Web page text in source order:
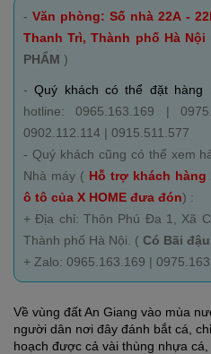
-Văn phòng: Số nhà 22A -
Thanh Trì, Thành phố Hà Nội
PHẨM )
-Quý khách có thể đặt hàng
hotline: 0965.163.169 |
0902.112.114 | 0915.511.577
- Quý khách cũng có thể xem
Nhà máy ( Hỗ trợ khách
ô tô của X HOME đưa đón) :
+ Địa chỉ: Thôn Phú Đa 1, Xã
Thành phố Hà Nội. ( Có Bãi
+ Zalo: 0965.163.169 |
Về vùng đất An Giang vào mùa
người dân nơi đây đánh bắt cá,
hoạch được cả vài thùng nhựa